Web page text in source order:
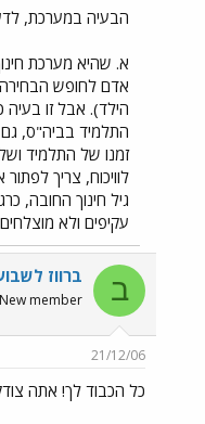
הבעיה במערכת,
א. שהיא מערכת
אדם לחופש הבחירה
הילד). אבל זו בעיה
התלמיד בביה"ס, גם
זמנו של התלמיד ושל
לוויכוח, צריך
גיל חינוך החובה,
עקיפים ולא
ב ברווז
New member
21/12/06
כל הכבוד לך! אתה